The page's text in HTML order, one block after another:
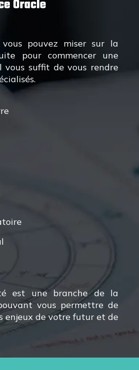
pouvez miser sur la
pour commencer une
vous suffit de vous rendre
est une branche de la
vous permettre de
enjeux de votre futur et de